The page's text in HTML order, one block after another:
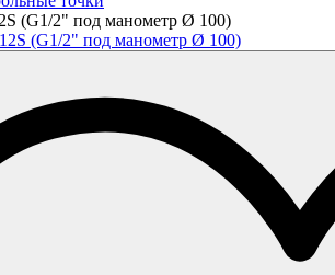
(G1/2" под манометр Ø 100)